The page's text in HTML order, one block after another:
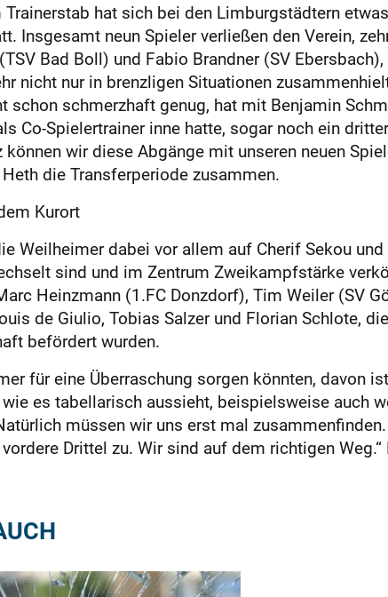
hat sich bei den Limburgstädtern
Insgesamt neun Spieler verließen den Verein,
Bad Boll) und Fabio Brandner (SV
nicht nur in brenzligen Situationen
schon schmerzhaft genug, hat mit Benjamin
Co-Spielertrainer inne hatte, sogar noch ein
wir diese Abgänge mit unseren neuen
die Transferperiode zusammen.
Kurort
Weilheimer dabei vor allem auf Cherif Sekou
sind und im Zentrum Zweikampfstärke
Heinzmann (1.FC Donzdorf), Tim Weiler (SV
de Giulio, Tobias Salzer und Florian Schlote,
befördert wurden.
für eine Überraschung sorgen könnten, davon
es tabellarisch aussieht, beispielsweise auch
müssen wir uns erst mal
Drittel zu. Wir sind auf dem richtigen Weg.“